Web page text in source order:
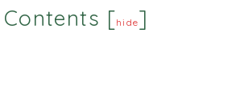
Contents [hide]